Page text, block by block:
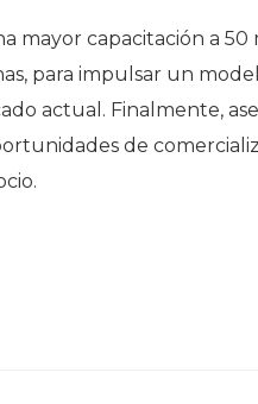
mayor capacitación a
para impulsar un
actual. Finalmente,
de